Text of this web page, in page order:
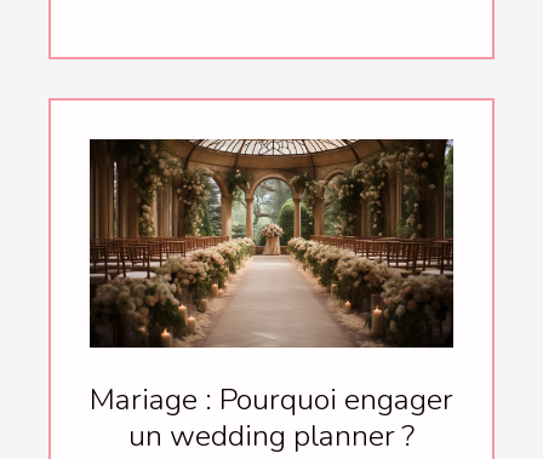
Mariage : Pourquoi engager
un wedding planner ?